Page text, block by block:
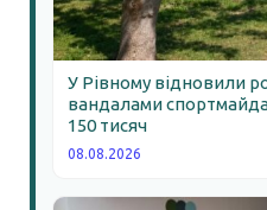
У Рівному відновили
вандалами
150 тисяч
08.08.2026